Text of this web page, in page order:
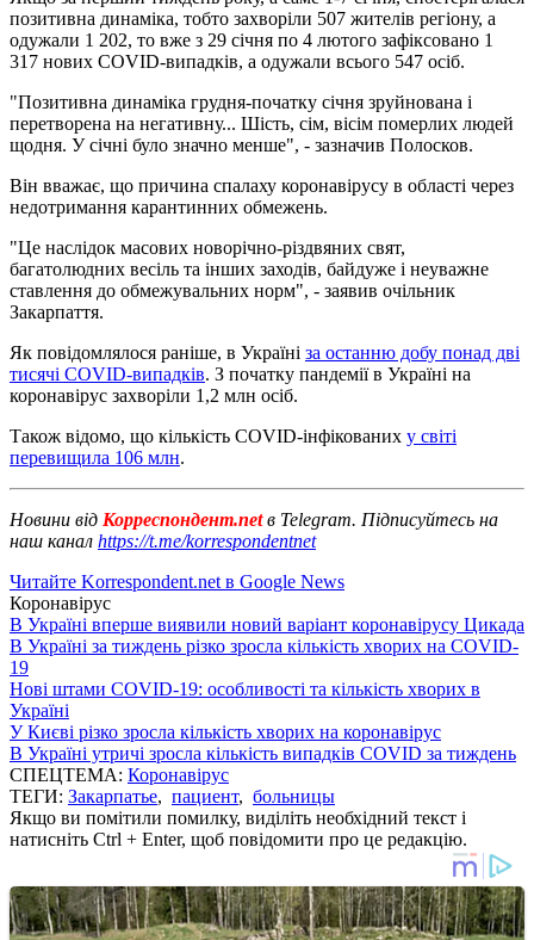
позитивна динаміка, тобто захворіли 507 жителів регіону, а
одужали 1 202, то вже з 29 січня по 4 лютого зафіксовано 1
317 нових COVID-випадків, а одужали всього 547 осіб.
"Позитивна динаміка грудня-початку січня зруйнована і
перетворена на негативну... Шість, сім, вісім померлих людей
щодня. У січні було значно менше", - зазначив Полосков.
Він вважає, що причина спалаху коронавірусу в області через
недотримання карантинних обмежень.
"Це наслідок масових новорічно-різдвяних свят,
багатолюдних весіль та інших заходів, байдуже і неуважне
ставлення до обмежувальних норм", - заявив очільник
Закарпаття.
Як повідомлялося раніше, в Україні за останню добу понад дві
тисячі COVID-випадків. З початку пандемії в Україні на
коронавірус захворіли 1,2 млн осіб.
Також відомо, що кількість COVID-інфікованих у світі
перевищила 106 млн.
Новини від Корреспондент.netв Telegram. Підписуйтесь на
наш канал https://t.me/korrespondentnet
Читайте Korrespondent.net в Google News
Коронавірус
В Україні вперше виявили новий варіант коронавірусу Цикада
В Україні за тиждень різко зросла кількість хворих на COVID-
19
Нові штами COVID-19: особливості та кількість хворих в
Україні
У Києві різко зросла кількість хворих на коронавірус
В Україні утричі зросла кількість випадків COVID за тиждень
СПЕЦТЕМА: Коронавірус
ТЕГИ: Закарпатье, пациент, больницы
Якщо ви помітили помилку, виділіть необхідний текст і
натисніть Ctrl + Enter, щоб повідомити про це редакцію.